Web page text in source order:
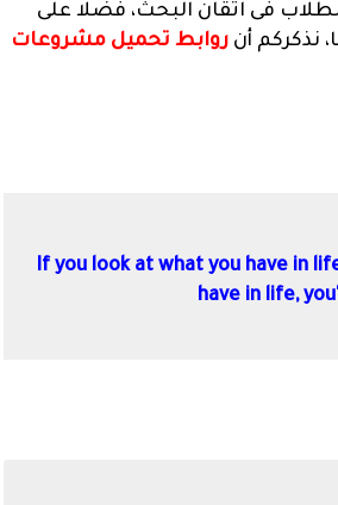
فى اتقان البحث، فضلا على
نذكركم أن روابط تحميل مشروعات
If you look at what you have in
have in life,